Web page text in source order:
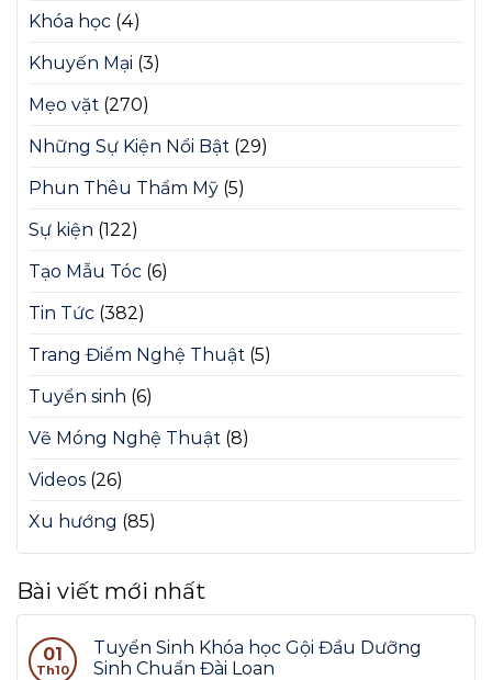
Khóa học (4)
Khuyến Mại (3)
Mẹo vặt (270)
Những Sự Kiện Nổi Bật (29)
Phun Thêu Thẩm Mỹ (5)
Sự kiện (122)
Tạo Mẫu Tóc (6)
Tin Tức (382)
Trang Điểm Nghệ Thuật (5)
Tuyển sinh (6)
Vẽ Móng Nghệ Thuật (8)
Videos (26)
Xu hướng (85)
Bài viết mới nhất
01
Th10
Tuyển Sinh Khóa học Gội Đầu Dưỡng
Sinh Chuẩn Đài Loan